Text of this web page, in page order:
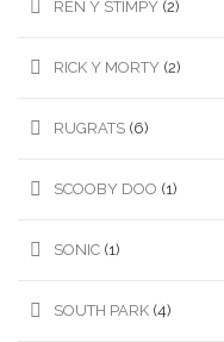
REN Y STIMPY (2)
RICK Y MORTY (2)
RUGRATS (6)
SCOOBY DOO (1)
SONIC (1)
SOUTH PARK (4)